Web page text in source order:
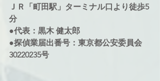
ＪＲ「町田駅」ターミナル口より徒歩5
分
●代表：黒木 健太郎
●探偵業届出番号：東京都公安委員会
30220235号